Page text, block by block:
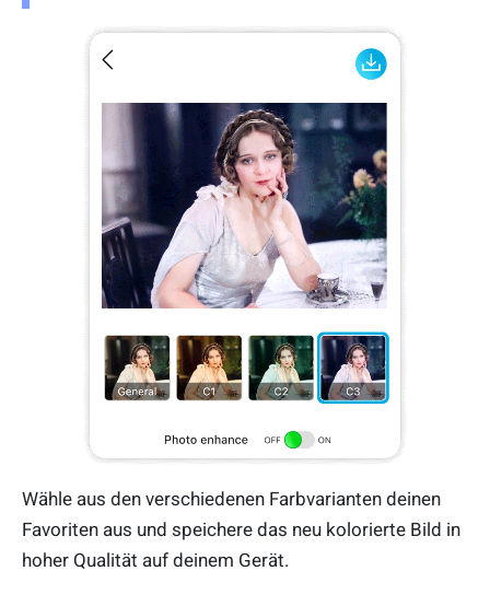
Wähle aus den verschiedenen Farbvarianten deinen
Favoriten aus und speichere das neu kolorierte Bild in
hoher Qualität auf deinem Gerät.